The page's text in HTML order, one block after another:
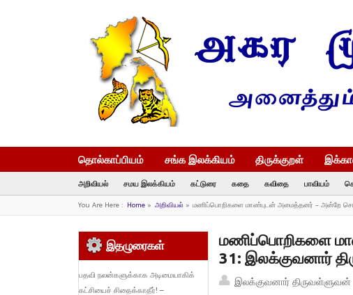
தொல்காப்பியம் சங்க இலக்கியம் திருக்குறள்
அறிவியல் சமய இலக்கியம் கட்டுரை கதை கவிதை பாவியம்
You Are Here : Home» அறிவியல்» மணிப்பொறிகளை மாண்புடன் அமைத்தனர் – அன்றே
மணிப்பொறிகளை
31: இலக்குவனார்
இலக்குவனார் திருவள்ளுவன்
இதழுரைகள்
பதவி நலன்களுக்காக அடிமையாகிக்
கட்சியைச் சிதைக்காதீர்! –